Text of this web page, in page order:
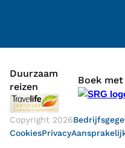
Copyright 2026
CookiesPrivacy
Duurzaam
reizen
Boek